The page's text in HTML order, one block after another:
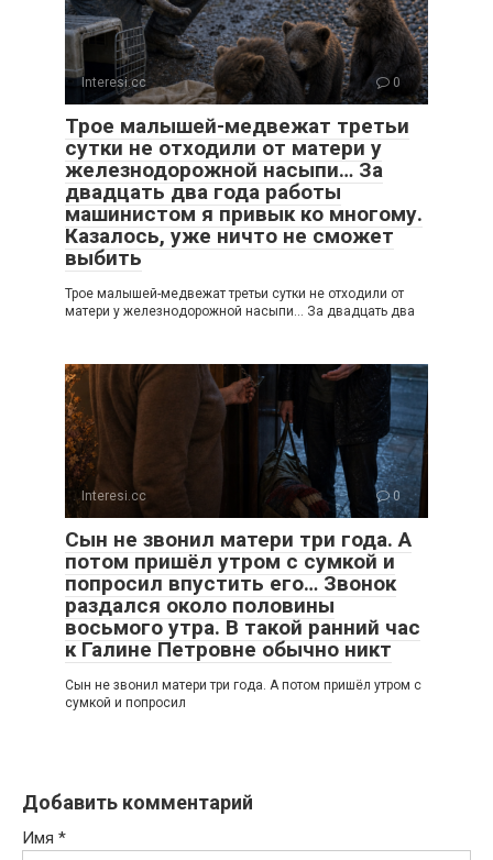
Interesi.cc 0
Трое малышей-медвежат третьи
сутки не отходили от матери у
железнодорожной насыпи… За
двадцать два года работы
машинистом я привык ко многому.
Казалось, уже ничто не сможет
выбить
Трое малышей-медвежат третьи сутки не отходили от
матери у железнодорожной насыпи… За двадцать два
Interesi.cc 0
Сын не звонил матери три года. А
потом пришёл утром с сумкой и
попросил впустить его… Звонок
раздался около половины
восьмого утра. В такой ранний час
к Галине Петровне обычно никт
Сын не звонил матери три года. А потом пришёл утром с
сумкой и попросил
Добавить комментарий
Имя *